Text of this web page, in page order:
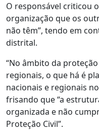
O responsável criticou
organização que os
não têm”, tendo em
distrital.
“No âmbito da
regionais, o que há é
nacionais e regionais
frisando que “a
organizada e não
Proteção Civil”.